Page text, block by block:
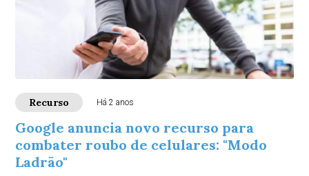
Recurso Há 2 anos
Google anuncia novo recurso para
combater roubo de celulares: "Modo
Ladrão"